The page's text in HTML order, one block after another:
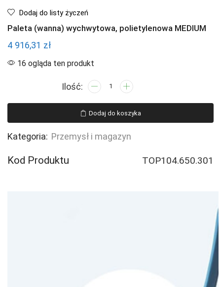
Dodaj do listy życzeń
Paleta (wanna) wychwytowa, polietylenowa MEDIUM
4 916,31 zł
16 ogląda ten produkt
ilość
(wanna)
wychwytowa,
polietylenowa
Dodaj do koszyka
Kategoria: Przemysł i magazyn
Kod Produktu TOP104.650.301